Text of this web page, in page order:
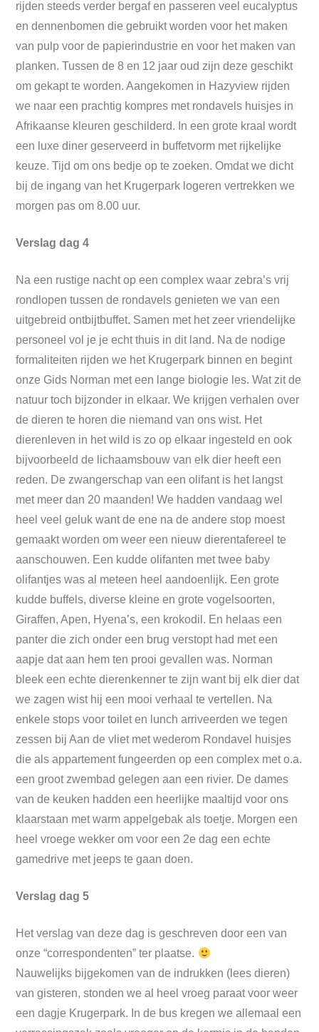
rijden steeds verder bergaf en passeren veel eucalyptus
en dennenbomen die gebruikt worden voor het maken
van pulp voor de papierindustrie en voor het maken van
planken. Tussen de 8 en 12 jaar oud zijn deze geschikt
om gekapt te worden. Aangekomen in Hazyview rijden
we naar een prachtig kompres met rondavels huisjes in
Afrikaanse kleuren geschilderd. In een grote kraal wordt
een luxe diner geserveerd in buffetvorm met rijkelijke
keuze. Tijd om ons bedje op te zoeken. Omdat we dicht
bij de ingang van het Krugerpark logeren vertrekken we
morgen pas om 8.00 uur.
Verslag dag 4
Na een rustige nacht op een complex waar zebra’s vrij
rondlopen tussen de rondavels genieten we van een
uitgebreid ontbijtbuffet. Samen met het zeer vriendelijke
personeel vol je je echt thuis in dit land. Na de nodige
formaliteiten rijden we het Krugerpark binnen en begint
onze Gids Norman met een lange biologie les. Wat zit de
natuur toch bijzonder in elkaar. We krijgen verhalen over
de dieren te horen die niemand van ons wist. Het
dierenleven in het wild is zo op elkaar ingesteld en ook
bijvoorbeeld de lichaamsbouw van elk dier heeft een
reden. De zwangerschap van een olifant is het langst
met meer dan 20 maanden! We hadden vandaag wel
heel veel geluk want de ene na de andere stop moest
gemaakt worden om weer een nieuw dierentafereel te
aanschouwen. Een kudde olifanten met twee baby
olifantjes was al meteen heel aandoenlijk. Een grote
kudde buffels, diverse kleine en grote vogelsoorten,
Giraffen, Apen, Hyena’s, een krokodil. En helaas een
panter die zich onder een brug verstopt had met een
aapje dat aan hem ten prooi gevallen was. Norman
bleek een echte dierenkenner te zijn want bij elk dier dat
we zagen wist hij een mooi verhaal te vertellen. Na
enkele stops voor toilet en lunch arriveerden we tegen
zessen bij Aan de vliet met wederom Rondavel huisjes
die als appartement fungeerden op een complex met o.a.
een groot zwembad gelegen aan een rivier. De dames
van de keuken hadden een heerlijke maaltijd voor ons
klaarstaan met warm appelgebak als toetje. Morgen een
heel vroege wekker om voor een 2e dag een echte
gamedrive met jeeps te gaan doen.
Verslag dag 5
Het verslag van deze dag is geschreven door een van
onze “correspondenten” ter plaatse.
Nauwelijks bijgekomen van de indrukken (lees dieren)
van gisteren, stonden we al heel vroeg paraat voor weer
een dagje Krugerpark. In de bus kregen we allemaal een